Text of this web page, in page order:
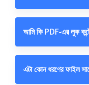
আমি কি PDF‑এর লুক
এটা কোন ধরণের ফাইল